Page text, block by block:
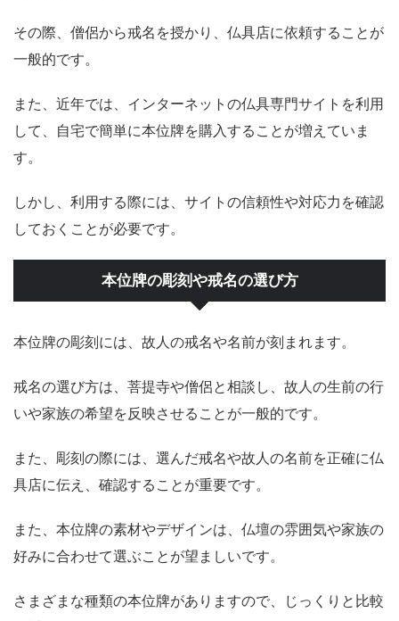
その際、僧侶から戒名を授かり、仏具店に依頼することが
一般的です。
また、近年では、インターネットの仏具専門サイトを利用
して、自宅で簡単に本位牌を購入することが増えていま
す。
しかし、利用する際には、サイトの信頼性や対応力を確認
しておくことが必要です。
本位牌の彫刻や戒名の選び方
本位牌の彫刻には、故人の戒名や名前が刻まれます。
戒名の選び方は、菩提寺や僧侶と相談し、故人の生前の行
いや家族の希望を反映させることが一般的です。
また、彫刻の際には、選んだ戒名や故人の名前を正確に仏
具店に伝え、確認することが重要です。
また、本位牌の素材やデザインは、仏壇の雰囲気や家族の
好みに合わせて選ぶことが望ましいです。
さまざまな種類の本位牌がありますので、じっくりと比較